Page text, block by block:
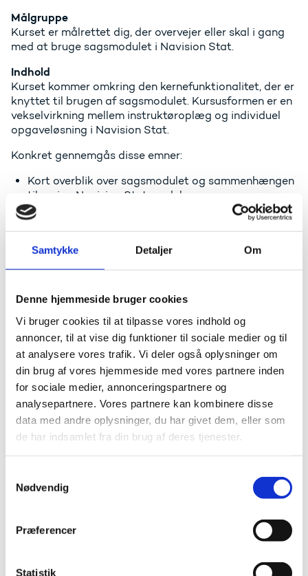
Samtykke Detaljer Om
Denne hjemmeside bruger cookies
Vi bruger cookies til at tilpasse vores indhold og
annoncer, til at vise dig funktioner til sociale medier og til
at analysere vores trafik. Vi deler også oplysninger om
din brug af vores hjemmeside med vores partnere inden
for sociale medier, annonceringspartnere og
analysepartnere. Vores partnere kan kombinere disse
data med andre oplysninger, du har givet dem, eller som
de har indsamlet fra din brug af deres tjenester.
Nødvendig
Præferencer
Statistik
Målgruppe
Kurset er målrettet dig, der overvejer eller skal i gang
med at bruge sagsmodulet i Navision Stat.
Indhold
Kurset kommer omkring den kernefunktionalitet, der er
knyttet til brugen af sagsmodulet. Kursusformen er en
vekselvirkning mellem instruktøroplæg og individuel
opgaveløsning i Navision Stat.
Konkret gennemgås disse emner:
Kort overblik over sagsmodulet og sammenhængen
til øvrige Navision Stat moduler
Oprettelse af sager og sagsopgaver
Automatisk oprettelse af aliaskonteringskoder med
afsæt i sager
Budgettering på sager (timer og drift,
budgetversionering, budgetkladde og Excel-
integration)
Bogføring af poster i sagsmodulet
Opkrævning fra sager gennem salgsfakturering
Bevillingsstyringsfunktionaliteten i Navision Stat
med henblik på automatisk beregning og bogføring
af medfinansiering, overhead og periodiseret
indtægt
Orientering om uddata i tilknytning til sags- og
Kursusforløbet består af 3 sessioner à 2 timer
Kursusdel